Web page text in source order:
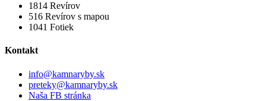
1814 Revírov
516 Revírov s mapou
1041 Fotiek
Kontakt
info@kamnaryby.sk
preteky@kamnaryby.sk
Naša FB stránka